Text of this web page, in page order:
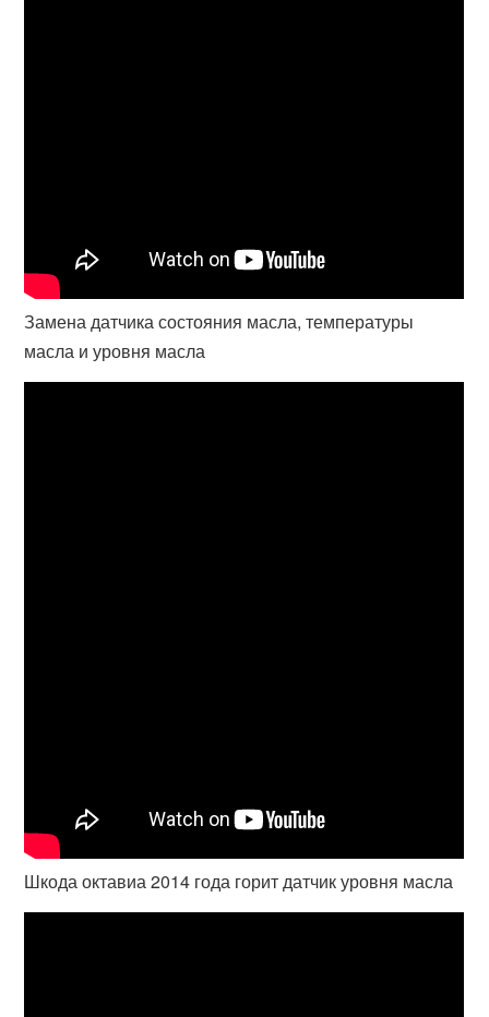
Замена датчика состояния масла, температуры
масла и уровня масла
Шкода октавиа 2014 года горит датчик уровня масла